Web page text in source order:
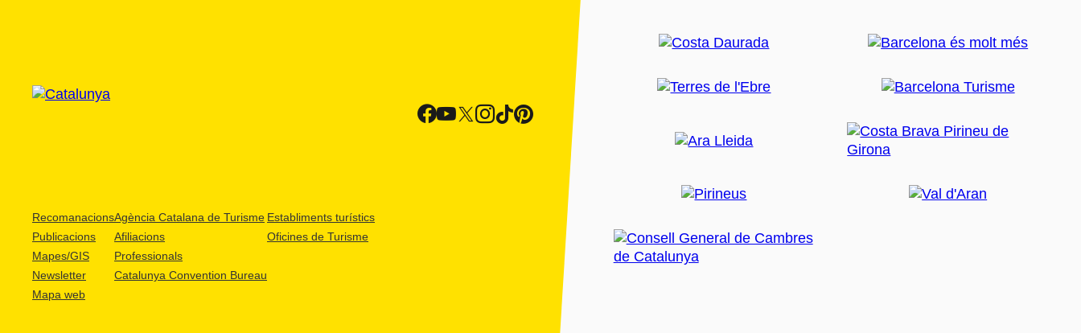
Recomanacions
Publicacions
Mapes/GIS
Newsletter
Mapa web
Agència Catalana de Turisme
Afiliacions
Professionals
Catalunya Convention Bureau
Establiments turístics
Oficines de Turisme